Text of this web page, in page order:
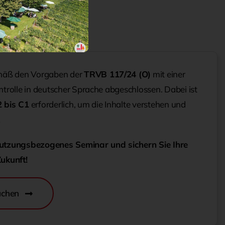
den Vorgaben derTRVB 117/24 (O) mit einer
in deutscher Sprache abgeschlossen. Dabei ist
bis C1 erforderlich, um die Inhalte verstehen und
Seminar und sichern Sie Ihre